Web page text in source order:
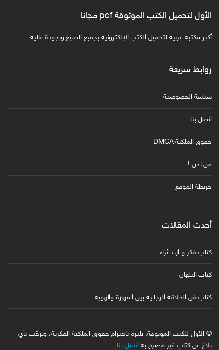
الأول لتحميل الكتب الموثوقة pdf مجانا
أكبر مكتبة عربية لتحميل الكتب الإلكترونية بجميع الصيغ وبجودة عالية
روابط سريعة
سياسة الخصوصية
اتصل بنا
حقوق الملكية DMCA
من نحن !
خريطة الموقع
أحدث المقالات
كتاب فكر و ازدد ثراء
كتاب البلهان
كتاب فن الحلاقة الرجالية بين المهارة والهوية
© الأول للكتب الموثوقة. نلتزم باحترام حقوق الملكية الفكرية، ونرحّب بأي
بلاغ عن كتاب غير مصرح به اتصل بنا